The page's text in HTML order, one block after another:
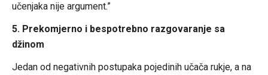
učenjaka nije argument.”
5. Prekomjerno i bespotrebno razgovaranje sa
džinom
Jedan od negativnih postupaka pojedinih učača rukje, a na